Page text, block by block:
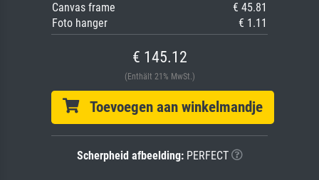
Canvas frame
€ 45.81
Foto hanger
€ 1.11
€ 145.12
(Enthält 21% MwSt.)
Toevoegen aan winkelmandje
Scherpheid afbeelding:PERFECT